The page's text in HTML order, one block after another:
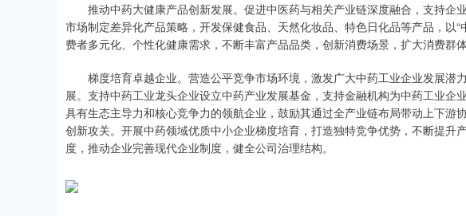
推动中药大健康产品创新发展。促进中医药与相关产业链深度融合，支持企
市场制定差异化产品策略，开发保健食品、天然化妆品、特色日化品等产品，以
费者多元化、个性化健康需求，不断丰富产品品类，创新消费场景，扩大消费群体
梯度培育卓越企业。营造公平竞争市场环境，激发广大中药工业企业发展潜
展。支持中药工业龙头企业设立中药产业发展基金，支持金融机构为中药工业企
具有生态主导力和核心竞争力的领航企业，鼓励其通过全产业链布局带动上下游
创新攻关。开展中药领域优质中小企业梯度培育，打造独特竞争优势，不断提升
度，推动企业完善现代企业制度，健全公司治理结构。